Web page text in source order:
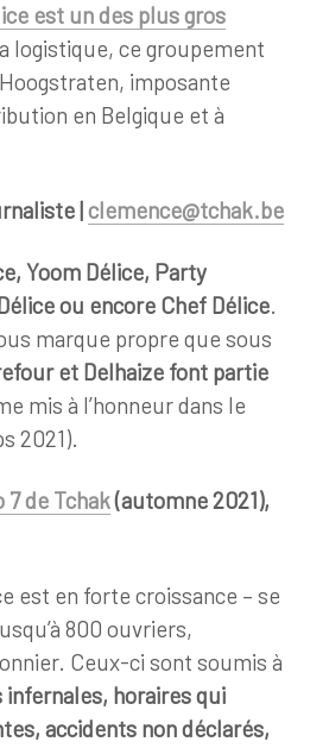
est un des plus gros
logistique, ce groupement
imposante
en Belgique et à
|clemence@tchak.be
Yoom Délice, Party
ou encore Chef Délice.
marque propre que sous
et Delhaize font partie
mis à l’honneur dans le
2021).
de Tchak(automne 2021),
est en forte croissance – se
800 ouvriers,
Ceux-ci sont soumis à
infernales, horaires qui
accidents non déclarés,